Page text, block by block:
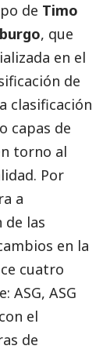
de Timo
, que
en el
de
clasificación
capas de
torno al
Por
a
las
en la
cuatro
ASG, ASG
el
de